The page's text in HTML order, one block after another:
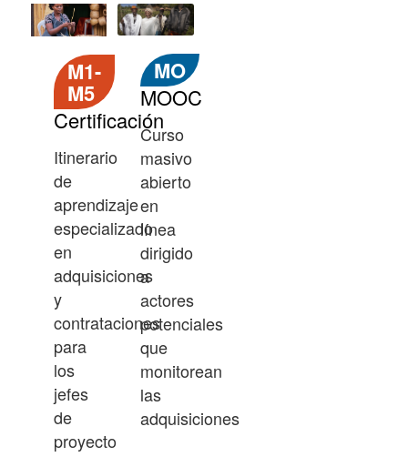
M1-
M5
Certificación
Itinerario
de
aprendizaje
especializado
en
adquisiciones
y
contrataciones
para
los
jefes
de
proyecto
MO
MOOC
Curso
masivo
abierto
en
línea
dirigido
a
actores
potenciales
que
monitorean
las
adquisiciones